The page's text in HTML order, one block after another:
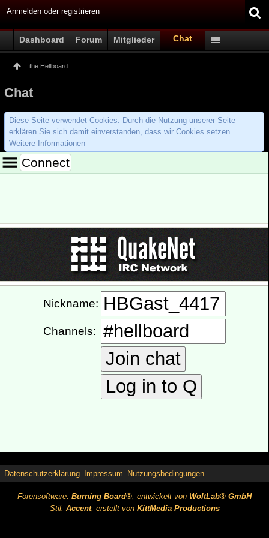
Anmelden oder registrieren
Dashboard Forum Mitglieder Chat
the Hellboard
Chat
Diese Seite verwendet Cookies. Durch die Nutzung unserer Seite
erklären Sie sich damit einverstanden, dass wir Cookies setzen.
Weitere Informationen
Datenschutzerklärung Impressum Nutzungsbedingungen
Forensoftware: Burning Board®, entwickelt von WoltLab® GmbH
Stil: Accent, erstellt von KittMedia Productions